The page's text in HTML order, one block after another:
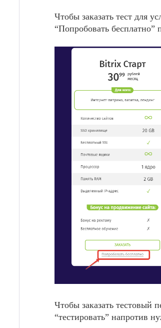
Чтобы заказать тест для
“Попробовать
Чтобы заказать тестовый
“тестировать” напротив